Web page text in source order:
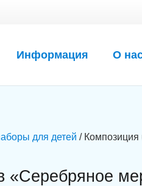
Информация О
для детей /
«Серебряное